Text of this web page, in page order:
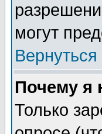
могут
Почему я
Только